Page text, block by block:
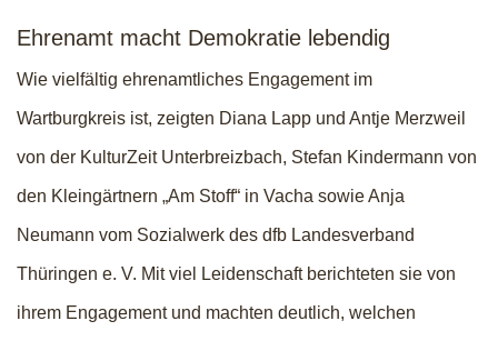
Ehrenamt macht Demokratie lebendig
Wie vielfältig ehrenamtliches Engagement im
Wartburgkreis ist, zeigten Diana Lapp und Antje Merzweil
von der KulturZeit Unterbreizbach, Stefan Kindermann von
den Kleingärtnern „Am Stoff“ in Vacha sowie Anja
Neumann vom Sozialwerk des dfb Landesverband
Thüringen e. V. Mit viel Leidenschaft berichteten sie von
ihrem Engagement und machten deutlich, welchen